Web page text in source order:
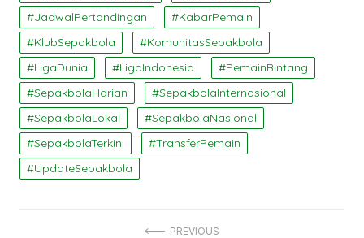
JadwalPertandingan
KabarPemain
KlubSepakbola
KomunitasSepakbola
LigaDunia
LigaIndonesia
PemainBintang
SepakbolaHarian
SepakbolaInternasional
SepakbolaLokal
SepakbolaNasional
SepakbolaTerkini
TransferPemain
UpdateSepakbola
PREVIOUS